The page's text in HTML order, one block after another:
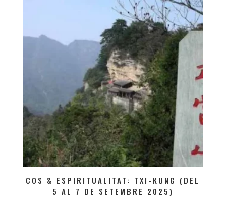
COS & ESPIRITUALITAT: TXI-KUNG (DEL
5 AL 7 DE SETEMBRE 2025)